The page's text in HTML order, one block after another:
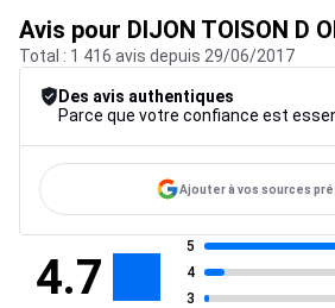
Avis pour DIJON TOISON D
Total : 1 416 avis depuis 29/06/2017
Des avis authentiques
Ajouter à vos sources
4.7
5
4
3